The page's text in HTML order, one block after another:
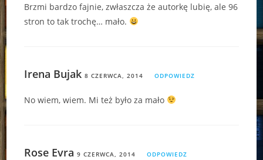
Brzmi bardzo fajnie, zwłaszcza że autorkę lubię, ale 96
stron to tak trochę… mało.
Irena Bujak 8 CZERWCA, 2014 ODPOWIEDZ
No wiem, wiem. Mi też było za mało
Rose Evra 9 CZERWCA, 2014 ODPOWIEDZ